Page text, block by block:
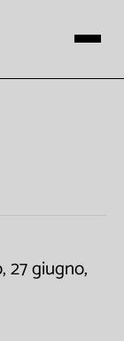
27 giugno,